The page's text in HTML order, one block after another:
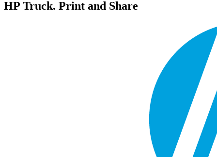
HP Truck. Print and Share